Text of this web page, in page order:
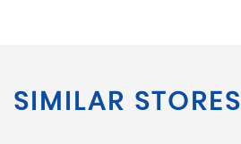
SIMILAR STORES